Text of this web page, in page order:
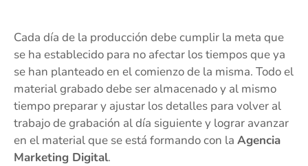
Cada día de la producción debe cumplir la meta que
se ha establecido para no afectar los tiempos que ya
se han planteado en el comienzo de la misma. Todo el
material grabado debe ser almacenado y al mismo
tiempo preparar y ajustar los detalles para volver al
trabajo de grabación al día siguiente y lograr avanzar
en el material que se está formando con la Agencia
Marketing Digital.